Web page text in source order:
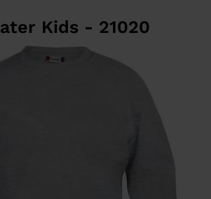
Kids - 21020